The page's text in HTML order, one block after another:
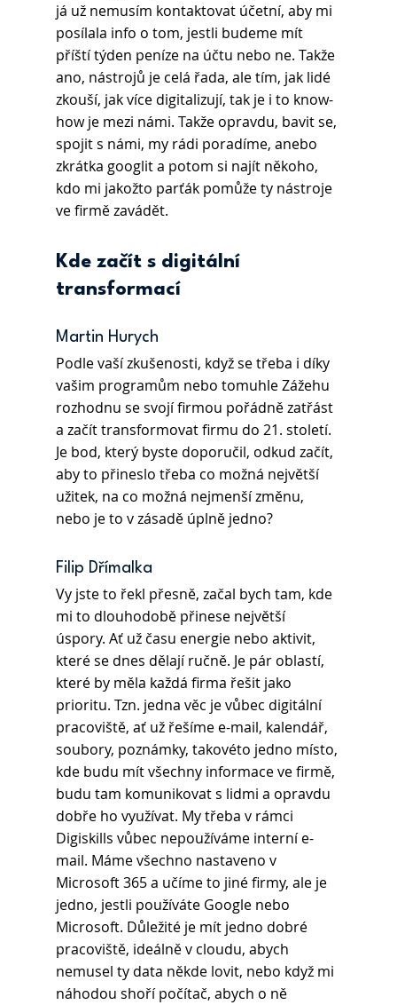
já už nemusím kontaktovat účetní, aby mi
posílala info o tom, jestli budeme mít
příští týden peníze na účtu nebo ne. Takže
ano, nástrojů je celá řada, ale tím, jak lidé
zkouší, jak více digitalizují, tak je i to know-
how je mezi námi. Takže opravdu, bavit se,
spojit s námi, my rádi poradíme, anebo
zkrátka googlit a potom si najít někoho,
kdo mi jakožto parťák pomůže ty nástroje
ve firmě zavádět.
Kde začít s digitální
transformací
Martin Hurych
Podle vaší zkušenosti, když se třeba i díky
vašim programům nebo tomuhle Zážehu
rozhodnu se svojí firmou pořádně zatřást
a začít transformovat firmu do 21. století.
Je bod, který byste doporučil, odkud začít,
aby to přineslo třeba co možná největší
užitek, na co možná nejmenší změnu,
nebo je to v zásadě úplně jedno?
Filip Dřímalka
Vy jste to řekl přesně, začal bych tam, kde
mi to dlouhodobě přinese největší
úspory. Ať už času energie nebo aktivit,
které se dnes dělají ručně. Je pár oblastí,
které by měla každá firma řešit jako
prioritu. Tzn. jedna věc je vůbec digitální
pracoviště, ať už řešíme e-mail, kalendář,
soubory, poznámky, takovéto jedno místo,
kde budu mít všechny informace ve firmě,
budu tam komunikovat s lidmi a opravdu
dobře ho využívat. My třeba v rámci
Digiskills vůbec nepoužíváme interní e-
mail. Máme všechno nastaveno v
Microsoft 365 a učíme to jiné firmy, ale je
jedno, jestli používáte Google nebo
Microsoft. Důležité je mít jedno dobré
pracoviště, ideálně v cloudu, abych
nemusel ty data někde lovit, nebo když mi
náhodou shoří počítač, abych o ně